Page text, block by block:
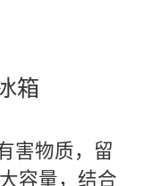
箱
害物质，留
容量，结合